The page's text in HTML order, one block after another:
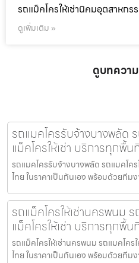
รถแม็คโครให้เช่านิคมอุตสาหกร
ดูเพิ่มเติม »
ดูบทควา
รถแมคโครรับจ้างบางพลัด
แม็คโครให้เช่า บริการทุกพื้
รถแมคโครรับจ้างบางพลัด รถแมคโค
ไทย ในราคาเป็นกันเอง พร้อมด้วยที
รถแม็คโครให้เช่านครพนม
แม็คโครให้เช่า บริการทุกพื้
รถแม็คโครให้เช่านครพนม รถแมคโคร
ไทย ในราคาเป็นกันเอง พร้อมด้วยที